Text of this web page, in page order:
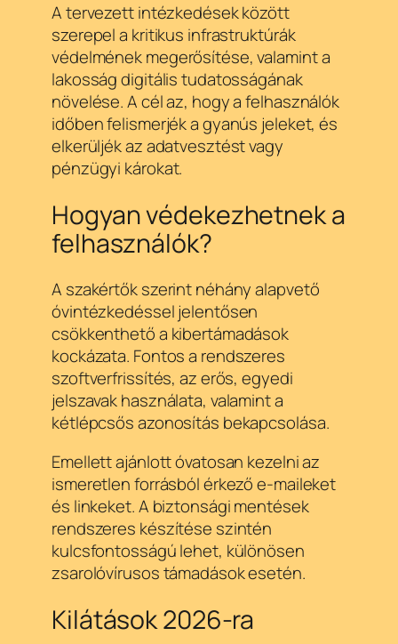
A tervezett intézkedések között
szerepel a kritikus infrastruktúrák
védelmének megerősítése, valamint a
lakosság digitális tudatosságának
növelése. A cél az, hogy a felhasználók
időben felismerjék a gyanús jeleket, és
elkerüljék az adatvesztést vagy
pénzügyi károkat.
Hogyan védekezhetnek a
felhasználók?
A szakértők szerint néhány alapvető
óvintézkedéssel jelentősen
csökkenthető a kibertámadások
kockázata. Fontos a rendszeres
szoftverfrissítés, az erős, egyedi
jelszavak használata, valamint a
kétlépcsős azonosítás bekapcsolása.
Emellett ajánlott óvatosan kezelni az
ismeretlen forrásból érkező e-maileket
és linkeket. A biztonsági mentések
rendszeres készítése szintén
kulcsfontosságú lehet, különösen
zsarolóvírusos támadások esetén.
Kilátások 2026-ra